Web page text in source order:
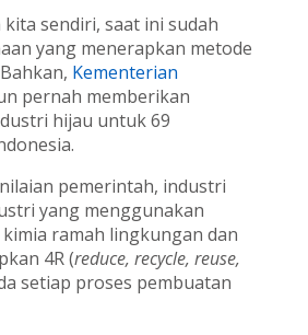
sendiri, saat ini sudah
yang menerapkan metode
Kementerian
pernah memberikan
hijau untuk 69
pemerintah, industri
yang menggunakan
ramah lingkungan dan
4R (reduce, recycle, reuse,
setiap proses pembuatan